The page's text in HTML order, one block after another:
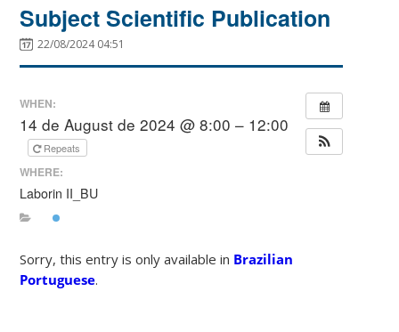
Subject Scientific Publication
22/08/2024 04:51
WHEN:
14 de August de 2024 @ 8:00 – 12:00
Repeats
WHERE:
Laborin II_BU
Sorry, this entry is only available in Brazilian
Portuguese.